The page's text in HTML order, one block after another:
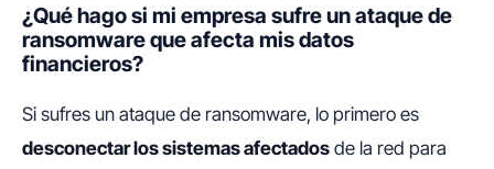
¿Qué hago si mi empresa sufre un ataque de
ransomware que afecta mis datos
financieros?
Si sufres un ataque de ransomware, lo primero es
desconectar los sistemas afectados de la red para